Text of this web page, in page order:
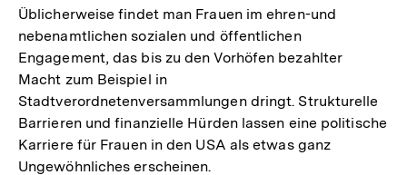
Üblicherweise findet man Frauen im ehren-und
nebenamtlichen sozialen und öffentlichen
Engagement, das bis zu den Vorhöfen bezahlter
Macht zum Beispiel in
Stadtverordnetenversammlungen dringt. Strukturelle
Barrieren und finanzielle Hürden lassen eine politische
Karriere für Frauen in den USA als etwas ganz
Ungewöhnliches erscheinen.